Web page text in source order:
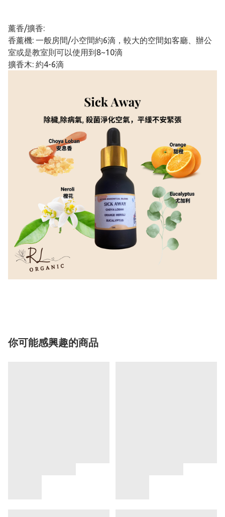
薰香/擴香:
香薰機: 一般房間/小空間約6滴，較大的空間如客廳、辦公
室或是教室則可以使用到8~10滴
擴香木: 約4-6滴
你可能感興趣的商品